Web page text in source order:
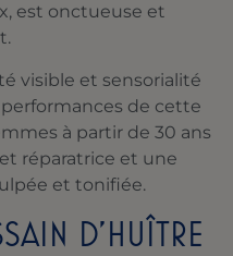
est onctueuse et
visible et sensorialité
de cette
à partir de 30 ans
réparatrice et une
et tonifiée.
D’HUÎTRE